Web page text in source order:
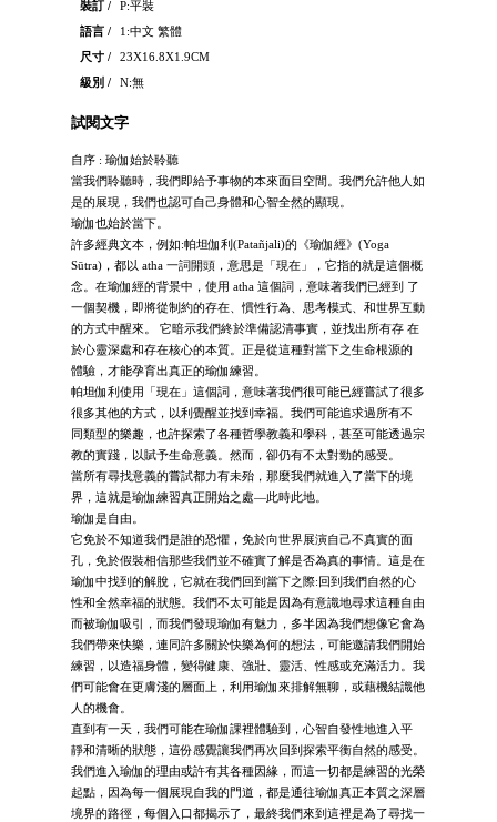
裝訂 /
P:平裝
語言 /
1:中文 繁體
尺寸 /
23X16.8X1.9CM
級別 /
N:無
試閱文字
自序 : 瑜伽始於聆聽
當我們聆聽時，我們即給予事物的本來面目空間。我們允許他人如
是的展現，我們也認可自己身體和心智全然的顯現。
瑜伽也始於當下。
許多經典文本，例如:帕坦伽利(Patañjali)的《瑜伽經》(Yoga
Sūtra)，都以 atha 一詞開頭，意思是「現在」，它指的就是這個概
念。在瑜伽經的背景中，使用 atha 這個詞，意味著我們已經到 了
一個契機，即將從制約的存在、慣性行為、思考模式、和世界互動
的方式中醒來。 它暗示我們終於準備認清事實，並找出所有存 在
於心靈深處和存在核心的本質。正是從這種對當下之生命根源的
體驗，才能孕育出真正的瑜伽練習。
帕坦伽利使用「現在」這個詞，意味著我們很可能已經嘗試了很多
很多其他的方式，以利覺醒並找到幸福。我們可能追求過所有不
同類型的樂趣，也許探索了各種哲學教義和學科，甚至可能透過宗
教的實踐，以賦予生命意義。然而，卻仍有不太對勁的感受。
當所有尋找意義的嘗試都力有未殆，那麼我們就進入了當下的境
界，這就是瑜伽練習真正開始之處—此時此地。
瑜伽是自由。
它免於不知道我們是誰的恐懼，免於向世界展演自己不真實的面
孔，免於假裝相信那些我們並不確實了解是否為真的事情。這是在
瑜伽中找到的解脫，它就在我們回到當下之際:回到我們自然的心
性和全然幸福的狀態。我們不太可能是因為有意識地尋求這種自由
而被瑜伽吸引，而我們發現瑜伽有魅力，多半因為我們想像它會為
我們帶來快樂，連同許多關於快樂為何的想法，可能邀請我們開始
練習，以造福身體，變得健康、強壯、靈活、性感或充滿活力。我
們可能會在更膚淺的層面上，利用瑜伽來排解無聊，或藉機結識他
人的機會。
直到有一天，我們可能在瑜伽課裡體驗到，心智自發性地進入平
靜和清晰的狀態，這份感覺讓我們再次回到探索平衡自然的感受。
我們進入瑜伽的理由或許有其各種因緣，而這一切都是練習的光榮
起點，因為每一個展現自我的門道，都是通往瑜伽真正本質之深層
境界的路徑，每個入口都揭示了，最終我們來到這裡是為了尋找一